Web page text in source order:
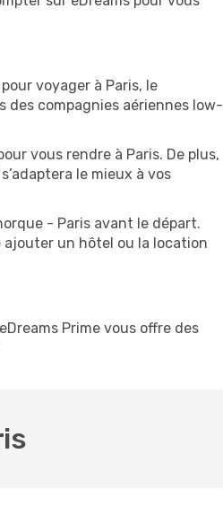
voyager à Paris, le
des compagnies aériennes low-
vous rendre à Paris. De plus,
le mieux à vos
- Paris avant le départ.
un hôtel ou la location
Prime vous offre des